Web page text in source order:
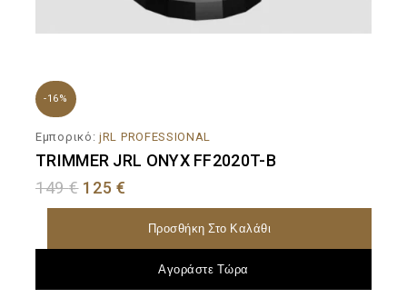
-16%
Εμπορικό: jRL PROFESSIONAL
TRIMMER JRL ONYX FF2020T-B
149€ 125€
Προσθήκη Στο Καλάθι
Αγοράστε Τώρα